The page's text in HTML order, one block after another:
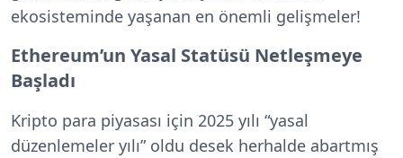
ekosisteminde yaşanan en önemli gelişmeler!
Ethereum’un Yasal Statüsü Netleşmeye
Başladı
Kripto para piyasası için 2025 yılı “yasal
düzenlemeler yılı” oldu desek herhalde abartmış